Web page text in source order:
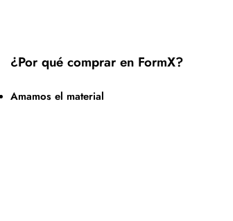
¿Por qué comprar en FormX?
Amamos el material